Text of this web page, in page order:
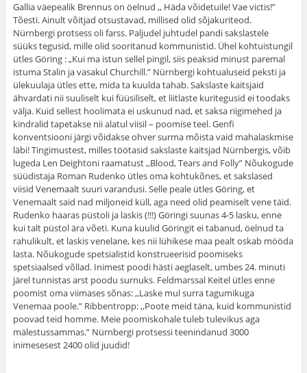
Gallia väepealik Brennus on öelnud ,, Häda võidetuile! Vae victis!”
Tõesti. Ainult võitjad otsustavad, millised olid sõjakuriteod.
Nürnbergi protsess oli farss. Paljudel juhtudel pandi sakslastele
süüks tegusid, mille olid sooritanud kommunistid. Ühel kohtuistungil
ütles Göring : „Kui ma istun sellel pingil, siis peaksid minust paremal
istuma Stalin ja vasakul Churchill.” Nürnbergi kohtualuseid peksti ja
ülekuulaja ütles ette, mida ta kuulda tahab. Sakslaste kaitsjaid
ähvardati nii suuliselt kui füüsiliselt, et liitlaste kuritegusid ei toodaks
välja. Kuid sellest hoolimata ei uskunud nad, et saksa riigimehed ja
kindralid tapetakse nii alatul viisil – poomise teel. Genfi
konventsiooni järgi võidakse ohver surma mõista vaid mahalaskmise
läbi! Tingimustest, milles töötasid sakslaste kaitsjad Nürnbergis, võib
lugeda Len Deightoni raamatust ,,Blood, Tears and Folly” Nõukogude
süüdistaja Roman Rudenko ütles oma kohtukõnes, et sakslased
viisid Venemaalt suuri varandusi. Selle peale ütles Göring, et
Venemaalt said nad miljoneid küll, aga need olid peamiselt vene täid.
Rudenko haaras püstoli ja laskis (!!!) Göringi suunas 4-5 lasku, enne
kui talt püstol ära võeti. Kuna kuulid Göringit ei tabanud, öelnud ta
rahulikult, et laskis venelane, kes nii lühikese maa pealt oskab mööda
lasta. Nõukogude spetsialistid konstrueerisid poomiseks
spetsiaalsed võllad. Inimest poodi hästi aeglaselt, umbes 24. minuti
järel tunnistas arst poodu surnuks. Feldmarssal Keitel ütles enne
poomist oma viimases sõnas: ,,Laske mul surra tagumikuga
Venemaa poole.” Ribbentropp: ,,Poote meid täna, kuid kommunistid
poovad teid homme. Meie poomiskohale tuleb tulevikus aga
mälestussammas.” Nürnbergi protsessi teenindanud 3000
inimesesest 2400 olid juudid!